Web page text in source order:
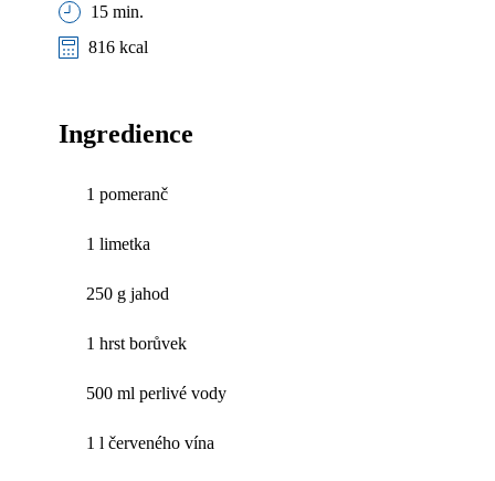
15 min.
816 kcal
Ingredience
1 pomeranč
1 limetka
250 g jahod
1 hrst borůvek
500 ml perlivé vody
1 l červeného vína